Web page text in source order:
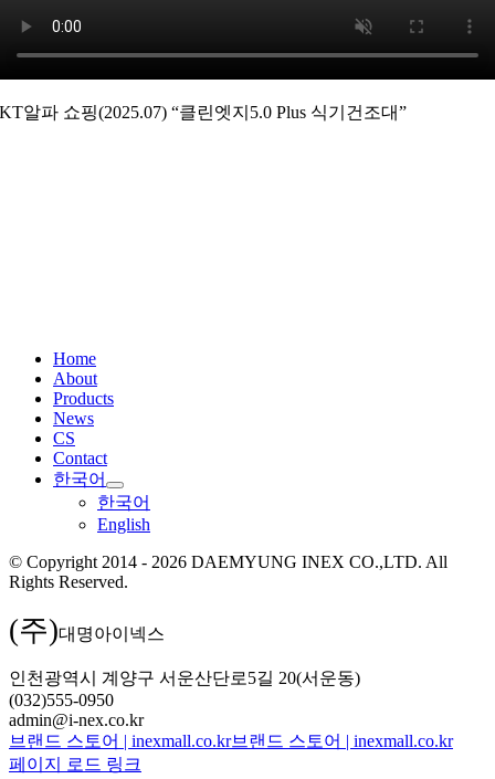
KT알파 쇼핑(2025.07) “클린엣지5.0 Plus 식기건조대”
Home
About
Products
News
CS
Contact
한국어
한국어
English
© Copyright 2014 - 2026 DAEMYUNG INEX CO.,LTD. All
Rights Reserved.
(주)대명아이넥스
인천광역시 계양구 서운산단로5길 20(서운동)
(032)555-0950
admin@i-nex.co.kr
브랜드 스토어 | inexmall.co.kr브랜드 스토어 | inexmall.co.kr
페이지 로드 링크